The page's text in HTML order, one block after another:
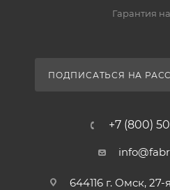
Гарантия
ПОДПИСАТЬСЯ НА
+7 (800)
644116 г. Омск,